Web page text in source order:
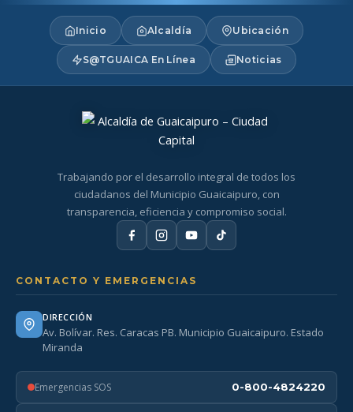
Inicio Alcaldía Ubicación
S@TGUAICA En Línea Noticias
Trabajando por el desarrollo integral de todos los
ciudadanos del Municipio Guaicaipuro, con
transparencia, eficiencia y compromiso social.
CONTACTO Y EMERGENCIAS
DIRECCIÓN
Av. Bolívar. Res. Caracas PB. Municipio Guaicaipuro. Estado
Miranda
Emergencias SOS 0-800-4824220